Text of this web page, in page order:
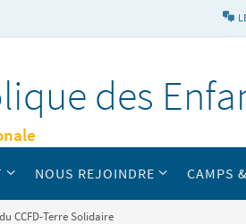
des
NOUS REJOINDRE CAMPS
CCFD-Terre Solidaire